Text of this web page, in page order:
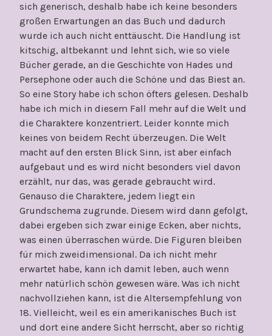
sich generisch, deshalb habe ich keine besonders
großen Erwartungen an das Buch und dadurch
wurde ich auch nicht enttäuscht. Die Handlung ist
kitschig, altbekannt und lehnt sich, wie so viele
Bücher gerade, an die Geschichte von Hades und
Persephone oder auch die Schöne und das Biest an.
So eine Story habe ich schon öfters gelesen. Deshalb
habe ich mich in diesem Fall mehr auf die Welt und
die Charaktere konzentriert. Leider konnte mich
keines von beidem Recht überzeugen. Die Welt
macht auf den ersten Blick Sinn, ist aber einfach
aufgebaut und es wird nicht besonders viel davon
erzählt, nur das, was gerade gebraucht wird.
Genauso die Charaktere, jedem liegt ein
Grundschema zugrunde. Diesem wird dann gefolgt,
dabei ergeben sich zwar einige Ecken, aber nichts,
was einen überraschen würde. Die Figuren bleiben
für mich zweidimensional. Da ich nicht mehr
erwartet habe, kann ich damit leben, auch wenn
mehr natürlich schön gewesen wäre. Was ich nicht
nachvollziehen kann, ist die Altersempfehlung von
18. Vielleicht, weil es ein amerikanisches Buch ist
und dort eine andere Sicht herrscht, aber so richtig